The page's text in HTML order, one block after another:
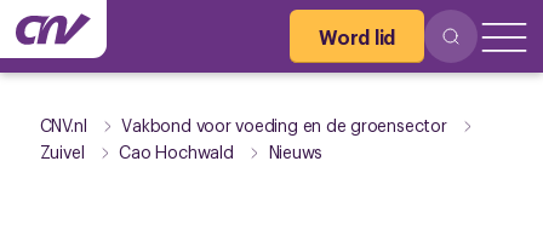
Word lid
CNV.nl
Vakbond voor voeding en de groensector
Zuivel
Cao Hochwald Nieuws